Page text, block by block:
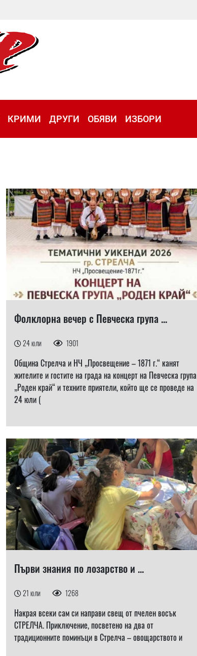
КРИМИ ДРУГИ ОБЯВИ ИЗБОРИ
Фолклорна вечер с Певческа група ...
24 юли 1901
Община Стрелча и НЧ „Просвещение – 1871 г.“ канят
жителите и гостите на града на концерт на Певческа група
„Роден край“ и техните приятели, който ще се проведе на
24 юли (
Първи знания по лозарство и ...
21 юли 1268
Накрая всеки сам си направи свещ от пчелен восък
СТРЕЛЧА. Приключение, посветено на два от
традиционните поминъци в Стрелча – овощарството и